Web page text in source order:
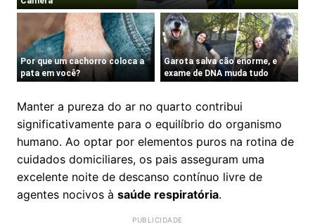
Manter a pureza do ar no quarto contribui
significativamente para o equilíbrio do organismo
humano. Ao optar por elementos puros na rotina de
cuidados domiciliares, os pais asseguram uma
excelente noite de descanso contínuo livre de
agentes nocivos à saúde respiratória.